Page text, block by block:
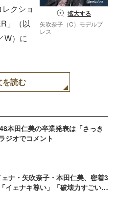
拡大する
矢吹奈子（C）モデルプ
レス
クショ
」（以
W）に
を読む
本田仁美の卒業発表は「さっき
ジオでコメント
ナ・矢吹奈子・本田仁美、密着3
イェナキ尊い」「破壊力すごい」